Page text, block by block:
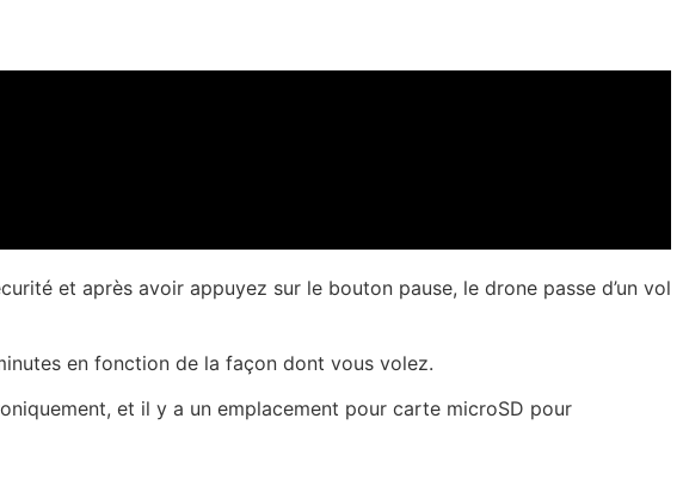
et après avoir appuyez sur le bouton pause, le drone passe d’un vol
en fonction de la façon dont vous volez.
et il y a un emplacement pour carte microSD pour